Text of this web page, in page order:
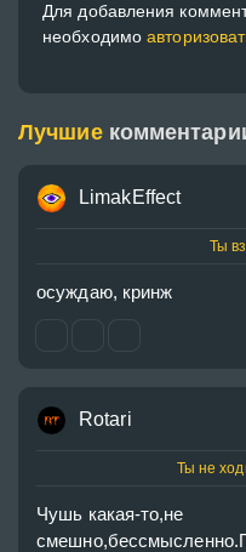
Для добавления
необходимо
Лучшие
Rotari
Ты не
Чушь какая-то,не
LimakEffect
Ты
осуждаю, кринж